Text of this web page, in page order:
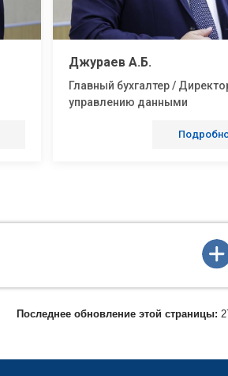
Джураев А.Б.
Главный бухгалтер /
управлению данными
Последнее обновление этой страницы: